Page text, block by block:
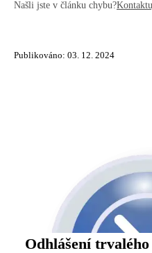
Našli jste v článku chybu?
Publikováno: 03. 12. 2024
Odhlášení